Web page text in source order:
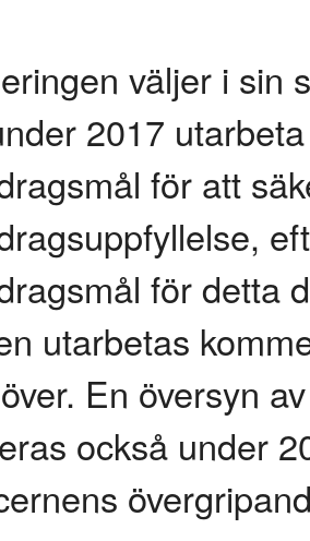
väljer i sin
2017
för att
för detta
utarbetas
En översyn
också under